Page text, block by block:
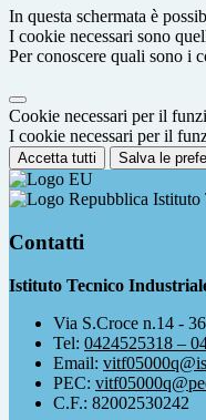
In questa schermata è
I cookie necessari sono
Per conoscere quali sono i
Cookie necessari per il
I cookie necessari per il
Accetta tutti Salva le
Istituto
Contatti
Istituto Tecnico
Via S.Croce n.14 -
Tel: 0424525318 –
Email:
PEC:
C.F.: 82002530242